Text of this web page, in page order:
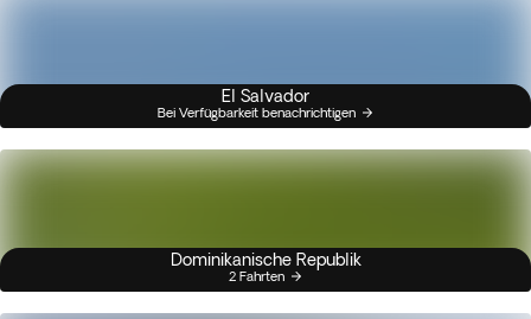
El Salvador
Bei Verfügbarkeit benachrichtigen
Dominikanische Republik
2 Fahrten